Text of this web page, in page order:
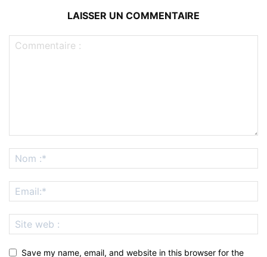
LAISSER UN COMMENTAIRE
Save my name, email, and website in this browser for the